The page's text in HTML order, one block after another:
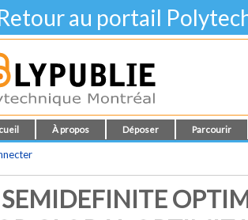
au portail
À propos Déposer Parcourir